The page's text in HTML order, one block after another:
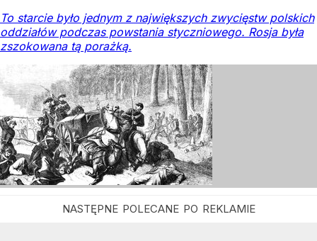
To starcie było jednym z największych zwycięstw polskich
oddziałów podczas powstania styczniowego. Rosja była
zszokowana tą porażką.